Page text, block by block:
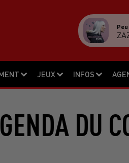
JEUX INFOS
DU